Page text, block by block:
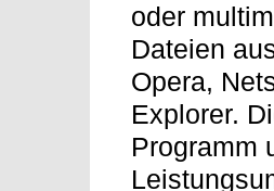
oder
Dateien
Opera,
Explorer.
Programm